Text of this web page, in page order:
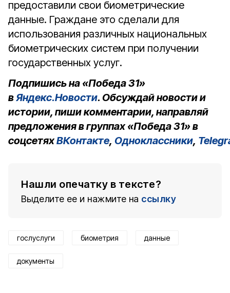
предоставили свои биометрические
данные. Граждане это сделали для
использования различных национальных
биометрических систем при получении
государственных услуг.
Подпишись на «Победа 31»
вЯндекс.Новости. Обсуждай новости и
истории, пиши комментарии, направляй
предложения в группах «Победа 31» в
соцсетяхВКонтакте, Одноклассники,
Нашли опечатку в тексте?
Выделите ее и нажмите на ссылку
гослуслуги биометрия данные
документы